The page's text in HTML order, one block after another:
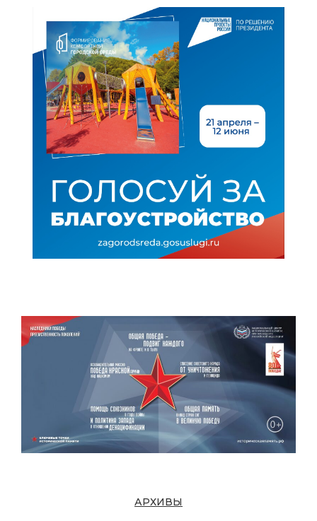
АРХИВЫ